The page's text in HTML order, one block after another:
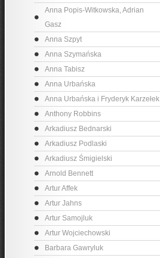
Anna Popis-Witkowska, Adrian
Gasz
Anna Szpyt
Anna Szymańska
Anna Tabisz
Anna Urbańska
Anna Urbańska i Fryderyk Karzełek
Anthony Robbins
Arkadiusz Bednarski
Arkadiusz Podlaski
Arkadiusz Śmigielski
Arnold Bennett
Artur Affek
Artur Jahns
Artur Samojluk
Artur Wojciechowski
Barbara Gawryluk